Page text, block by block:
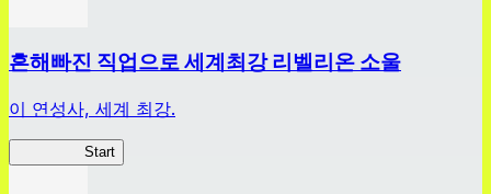
흔해빠진 직업으로 세계최강 리벨리온 소울
이 연성사, 세계 최강.
Start